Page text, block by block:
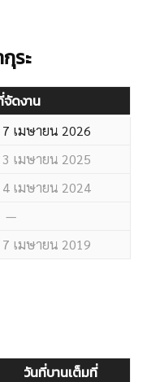
ระ
จัดงาน
เมษายน 2026
เมษายน 2025
เมษายน 2024
—
เมษายน 2019
วันที่บานเต็มที่